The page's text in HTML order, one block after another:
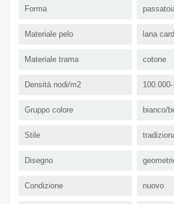
Forma
Materiale pelo lana
Materiale trama cotone
Densità nodi/m2
Gruppo colore bianco/
Stile
Disegno
Condizione nuovo